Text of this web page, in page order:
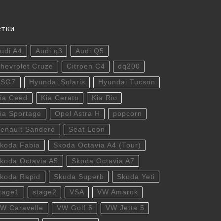
A4 Audi q3 Audi Q5
Cruze Citroen C4 dq200
Hyundai Solaris Hyundai Tucson
Ceed Kia Cerato Kia Rio
Sportage Opel Astra H popcorn
Sandero Seat Leon
Fabia Skoda Octavia A4 (Tour)
Octavia A5 Skoda Octavia A7
Rapid Skoda Superb Skoda Yeti
stage2 VSA VW Amarok
Caravelle VW Golf 6 VW Jetta 5